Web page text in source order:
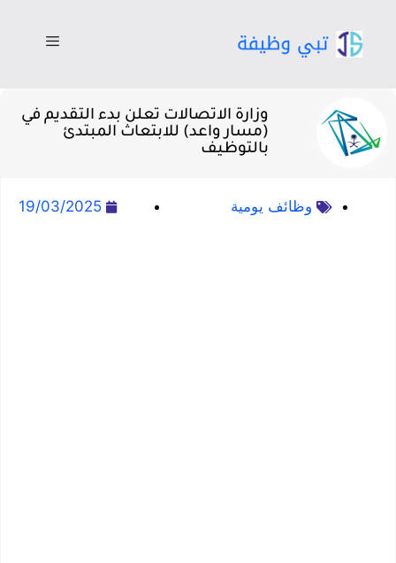
وزارة الاتصالات تعلن بدء التقديم في
(مسار واعد) للابتعاث المبتدئ
بالتوظيف
وظائف يومية 19/03/2025